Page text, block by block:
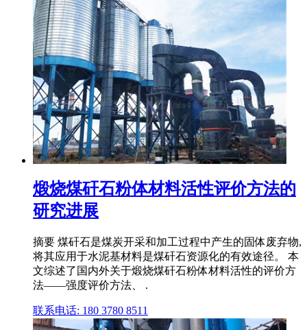
煅烧煤矸石粉体材料活性评价方法的
研究进展
摘要 煤矸石是煤炭开采和加工过程中产生的固体废弃物,
将其应用于水泥基材料是煤矸石资源化的有效途径。 本
文综述了国内外关于煅烧煤矸石粉体材料活性的评价方
法——强度评价方法、 .
联系电话: 180 3780 8511